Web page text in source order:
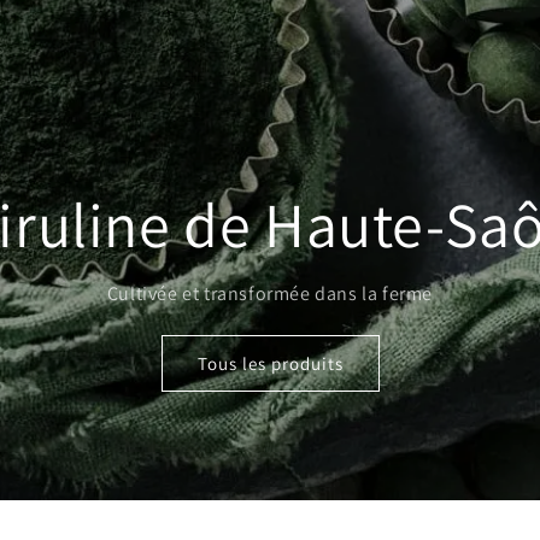
de Haute-
Cultivée et transformée dans la ferme
Tous les produits